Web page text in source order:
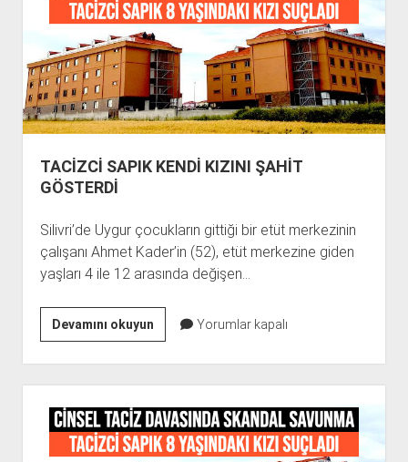
ALDI
TACİZCİ SAPIK KENDİ KIZINI ŞAHİT
GÖSTERDİ
Silivri’de Uygur çocukların gittiği bir etüt merkezinin
çalışanı Ahmet Kader’in (52), etüt merkezine giden
yaşları 4 ile 12 arasında değişen…
Devamını okuyunTACİZCİ
SAPIK
KENDİ
KIZINI
ŞAHİT
GÖSTERDİ
Yorumlar kapalı